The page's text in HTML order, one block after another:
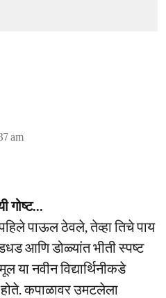
am
गोष्ट...
पाऊल ठेवले, तेव्हा तिचे पाय
आणि डोळ्यांत भीती स्पष्ट
या नवीन विद्यार्थिनीकडे
कपाळावर उमटलेला